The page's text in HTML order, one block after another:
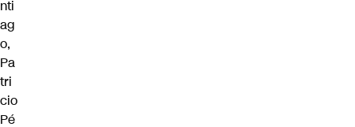
nti
ag
o,
Pa
tri
cio
Pé